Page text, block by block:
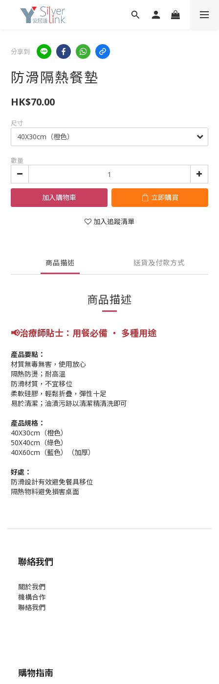
分享到
防滑隔熱餐墊
HK$70.00
尺寸
數量
加入購物車 立即購買
加入追蹤清單
商品描述 送貨及付款方式
商品描述
📢治療師貼士 ：用餐必備 ‧ 多種用途
產品要點：
材質無毒無害，使用放心
隔熱防燙；耐高溫
防滑材質，不宜移位
柔軟硅膠，輕鬆折疊，彈性十足
易於清潔；油漬污跡以清潔精清洗即可
產品規格：
40X30cm（橙色）
50X40cm（綠色）
40X60cm（藍色）（加厚）
好處：
防滑設計有效避免餐具移位
隔熱物料避免損害桌面
聯絡我們
關於我們
機構合作
聯絡我們
購物指南